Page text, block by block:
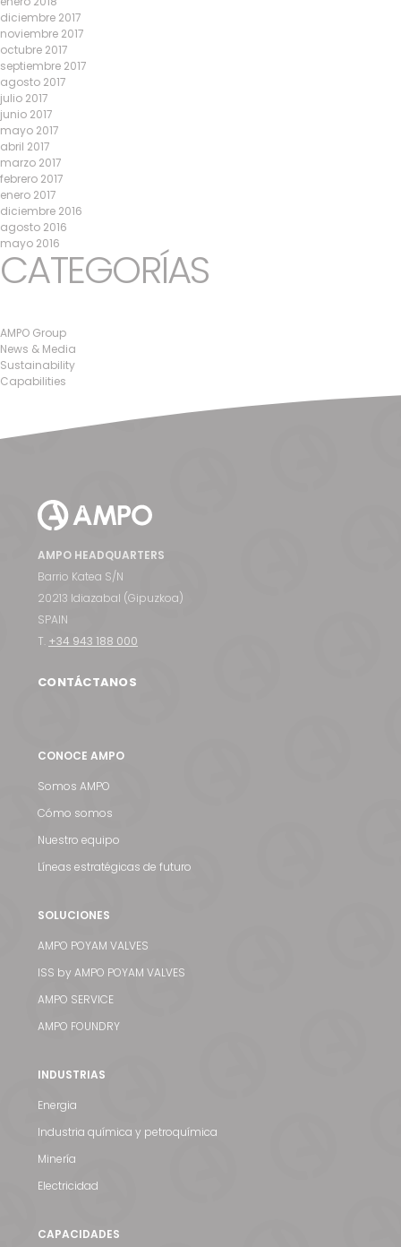
diciembre 2017
noviembre 2017
octubre 2017
septiembre 2017
agosto 2017
julio 2017
junio 2017
mayo 2017
abril 2017
marzo 2017
febrero 2017
enero 2017
diciembre 2016
agosto 2016
mayo 2016
CATEGORÍAS
AMPO Group
News & Media
Sustainability
Capabilities
AMPO HEADQUARTERS
Barrio Katea S/N
20213 Idiazabal (Gipuzkoa)
SPAIN
T. +34 943 188 000
CONTÁCTANOS
CONOCE AMPO
Somos AMPO
Cómo somos
Nuestro equipo
Líneas estratégicas de futuro
SOLUCIONES
AMPO POYAM VALVES
ISS by AMPO POYAM VALVES
AMPO SERVICE
AMPO FOUNDRY
INDUSTRIAS
Energia
Industria química y petroquímica
Minería
Electricidad
CAPACIDADES